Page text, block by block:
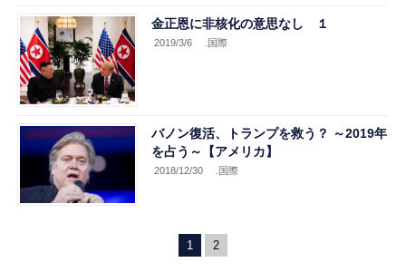
金正恩に非核化の意思なし １
2019/3/6 .国際
バノン復活、トランプを救う？ ～2019年
を占う～【アメリカ】
2018/12/30 .国際
1 2